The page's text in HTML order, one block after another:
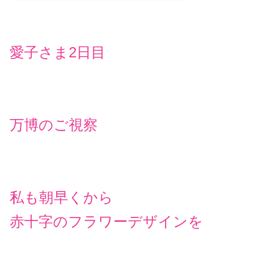
愛子さま2日目
万博のご視察
私も朝早くから
赤十字のフラワーデザインを